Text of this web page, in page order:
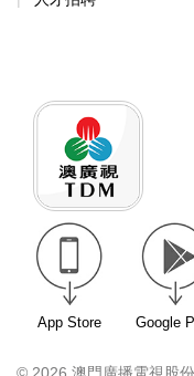
App Store Google